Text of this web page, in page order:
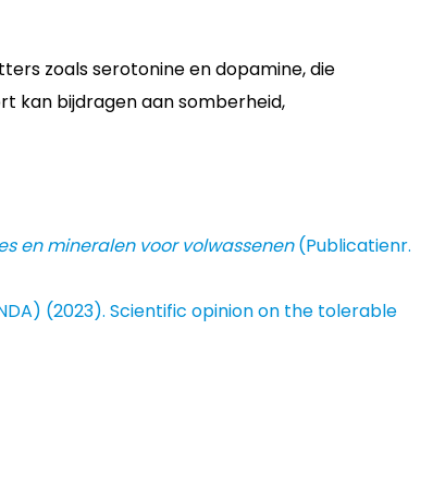
zoals serotonine en dopamine, die
kan bijdragen aan somberheid,
en mineralen voor volwassenen(Publicatienr.
(2023). Scientific opinion on the tolerable